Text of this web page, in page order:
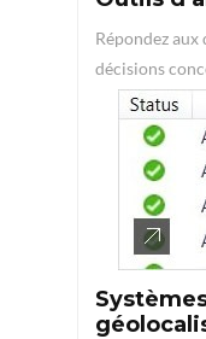
Répondez aux
décisions